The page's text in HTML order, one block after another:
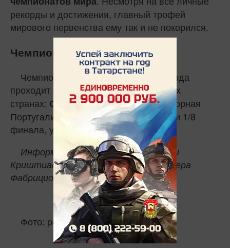
рекорды и достижения, главный трофей
мирового первенства ему так и не покорился.
Чемпионат мира 2026
Чемпионат мира по футболу 2026 года
проходит с
11 июня по 19 июля
в трёх
странах: США, Канаде и Мексике. Сборная
Португалии покинула турнир на стадии 1/8
финала, уступив Испании.
Информация основана на заявлении
Криштиану Роналду и данных инсайдера
Фабрицио Романо.
Фото: portugal.fpf.pt